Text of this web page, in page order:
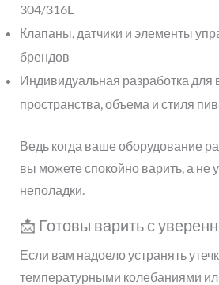
304/316L
Клапаны, датчики и элементы
брендов
Индивидуальная разработка для
пространства, объема и стиля
Ведь когда ваше оборудование
вы можете спокойно варить, а не
неполадки.
📩 Готовы варить с
Если вам надоело устранять
температурными колебаниями